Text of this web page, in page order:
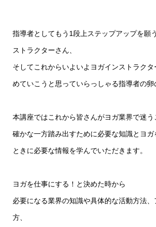
指導者としてもう1段上ステップアップを願
ストラクターさん、
そしてこれからいよいよヨガインストラク
めていこうと思っていらっしゃる指導者の卵
本講座ではこれから皆さんがヨガ業界で迷う
確かな一方踏み出すために必要な知識とヨガ
ときに必要な情報を学んでいただきます。
ヨガを仕事にする！と決めた時から
必要になる業界の知識や具体的な活動方法
方、